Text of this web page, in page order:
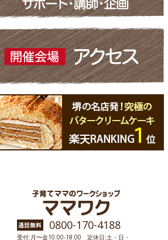
0800-170-4188
受付:月〜金10:00-18:00 定休日:土・日・